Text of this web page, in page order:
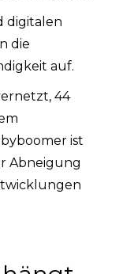
digitalen
die
auf.
44
ist
Abneigung